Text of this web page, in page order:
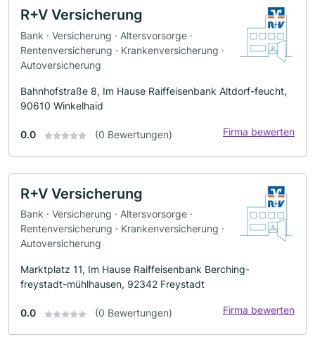
R+V Versicherung
Bank · Versicherung · Altersvorsorge ·
Rentenversicherung · Krankenversicherung ·
Autoversicherung
Bahnhofstraße 8, Im Hause Raiffeisenbank Altdorf-feucht,
90610 Winkelhaid
0.0 (0 Bewertungen) Firma bewerten
R+V Versicherung
Bank · Versicherung · Altersvorsorge ·
Rentenversicherung · Krankenversicherung ·
Autoversicherung
Marktplatz 11, Im Hause Raiffeisenbank Berching-
freystadt-mühlhausen, 92342 Freystadt
0.0 (0 Bewertungen) Firma bewerten